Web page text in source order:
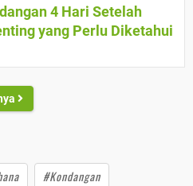
4 Hari Setelah
yang Perlu Diketahui
#Kondangan